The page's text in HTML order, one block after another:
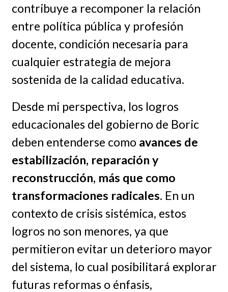
contribuye a recomponer la relación
entre política pública y profesión
docente, condición necesaria para
cualquier estrategia de mejora
sostenida de la calidad educativa.
Desde mi perspectiva, los logros
educacionales del gobierno de Boric
deben entenderse como avances de
estabilización, reparación y
reconstrucción, más que como
transformaciones radicales. En un
contexto de crisis sistémica, estos
logros no son menores, ya que
permitieron evitar un deterioro mayor
del sistema, lo cual posibilitará explorar
futuras reformas o énfasis,